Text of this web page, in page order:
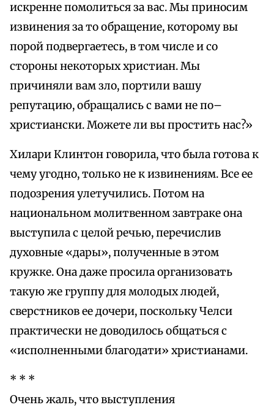
искренне помолиться за вас. Мы приносим
извинения за то обращение, которому вы
порой подвергаетесь, в том числе и со
стороны некоторых христиан. Мы
причиняли вам зло, портили вашу
репутацию, обращались с вами не по–
христиански. Можете ли вы простить нас?»
Хилари Клинтон говорила, что была готова к
чему угодно, только не к извинениям. Все ее
подозрения улетучились. Потом на
национальном молитвенном завтраке она
выступила с целой речью, перечислив
духовные «дары», полученные в этом
кружке. Она даже просила организовать
такую же группу для молодых людей,
сверстников ее дочери, поскольку Челси
практически не доводилось общаться с
«исполненными благодати» христианами.
* * *
Очень жаль, что выступления